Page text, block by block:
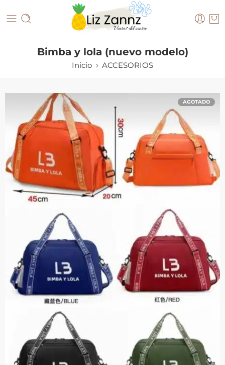
Bimba y lola (nuevo modelo)
Inicio ACCESORIOS
AGOTADO